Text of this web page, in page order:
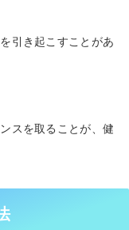
引き起こすことがあ
スを取ることが、健